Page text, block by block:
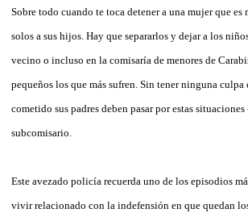
Sobre todo cuando te toca detener a una mujer que es
solos a sus hijos. Hay que separarlos y dejar a los
vecino o incluso en la comisaría de menores de
pequeños los que más sufren. Sin tener ninguna
cometido sus padres deben pasar por estas
subcomisario.
Este avezado policía recuerda uno de los episodios
vivir relacionado con la indefensión en que quedan